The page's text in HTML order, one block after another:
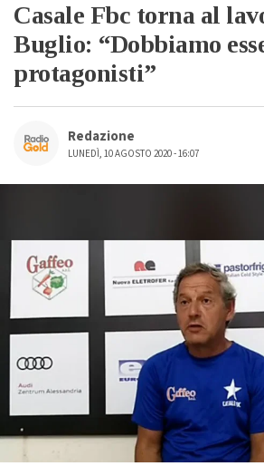
Casale Fbc torna al
Buglio: “Dobbiamo
protagonisti”
Redazione
LUNEDÌ, 10 AGOSTO 2020 - 16:07